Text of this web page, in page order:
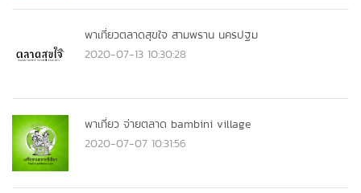
พาเที่ยวตลาดสุขใจ สามพราน นครปฐม
2020-07-13 10:30:28
พาเที่ยว จ่ายตลาด bambini village
2020-07-07 10:31:56